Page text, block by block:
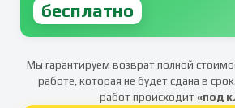
бесплатно
Мы гарантируем возврат полной
работе, которая не будет сдана в
работ происходит«под